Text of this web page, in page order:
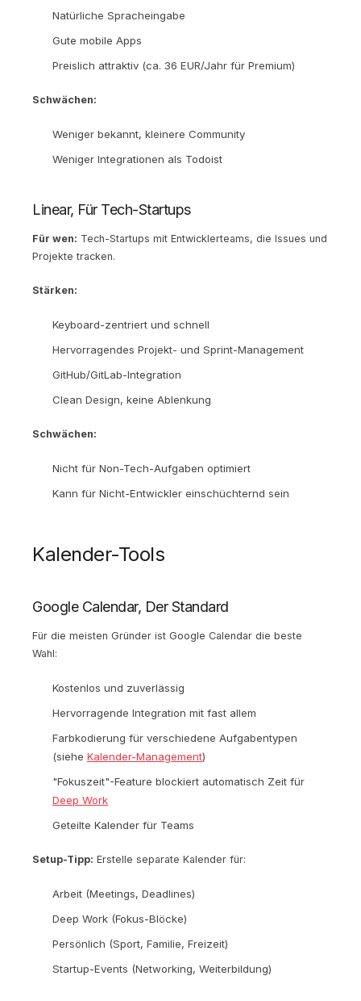
Natürliche Spracheingabe
Gute mobile Apps
Preislich attraktiv (ca. 36 EUR/Jahr für Premium)
Schwächen:
Weniger bekannt, kleinere Community
Weniger Integrationen als Todoist
Linear, Für Tech-Startups
Für wen: Tech-Startups mit Entwicklerteams, die Issues und
Projekte tracken.
Stärken:
Keyboard-zentriert und schnell
Hervorragendes Projekt- und Sprint-Management
GitHub/GitLab-Integration
Clean Design, keine Ablenkung
Schwächen:
Nicht für Non-Tech-Aufgaben optimiert
Kann für Nicht-Entwickler einschüchternd sein
Kalender-Tools
Google Calendar, Der Standard
Für die meisten Gründer ist Google Calendar die beste
Wahl:
Kostenlos und zuverlässig
Hervorragende Integration mit fast allem
Farbkodierung für verschiedene Aufgabentypen
(siehe Kalender-Management)
"Fokuszeit"-Feature blockiert automatisch Zeit für
Deep Work
Geteilte Kalender für Teams
Setup-Tipp: Erstelle separate Kalender für:
Arbeit (Meetings, Deadlines)
Deep Work (Fokus-Blöcke)
Persönlich (Sport, Familie, Freizeit)
Startup-Events (Networking, Weiterbildung)